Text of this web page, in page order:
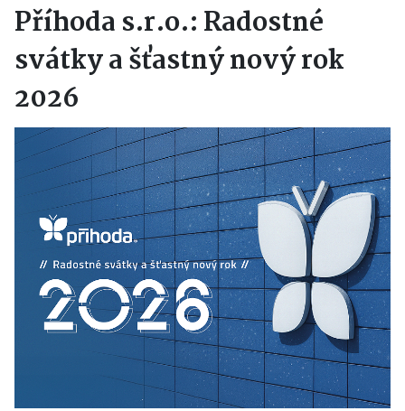
Příhoda s.r.o.: Radostné
svátky a šťastný nový rok
2026